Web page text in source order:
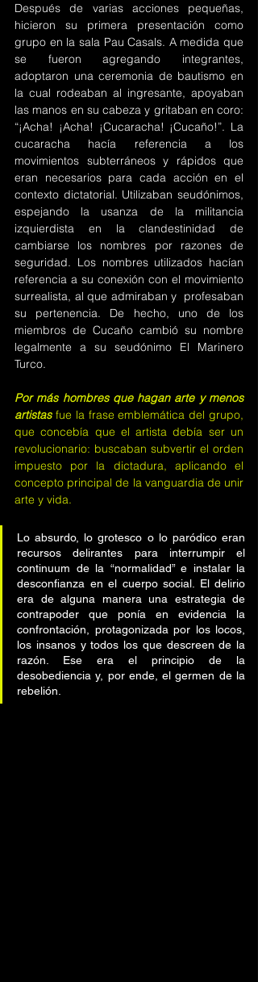
Después de varias acciones pequeñas,
hicieron su primera presentación como
grupo en la sala Pau Casals. A medida que
se fueron agregando integrantes,
adoptaron una ceremonia de bautismo en
la cual rodeaban al ingresante, apoyaban
las manos en su cabeza y gritaban en coro:
“¡Acha! ¡Acha! ¡Cucaracha! ¡Cucaño!”. La
cucaracha hacía referencia a los
movimientos subterráneos y rápidos que
eran necesarios para cada acción en el
contexto dictatorial. Utilizaban seudónimos,
espejando la usanza de la militancia
izquierdista en la clandestinidad de
cambiarse los nombres por razones de
seguridad. Los nombres utilizados hacían
referencia a su conexión con el movimiento
surrealista, al que admiraban y  profesaban
su pertenencia. De hecho, uno de los
miembros de Cucaño cambió su nombre
legalmente a su seudónimo El Marinero
Turco.
Por más hombres que hagan arte y menos
artistas fue la frase emblemática del grupo,
que concebía que el artista debía ser un
revolucionario: buscaban subvertir el orden
impuesto por la dictadura, aplicando el
concepto principal de la vanguardia de unir
arte y vida.
Lo absurdo, lo grotesco o lo paródico eran
recursos delirantes para interrumpir el
continuum de la “normalidad” e instalar la
desconfianza en el cuerpo social. El delirio
era de alguna manera una estrategia de
contrapoder que ponía en evidencia la
confrontación, protagonizada por los locos,
los insanos y todos los que descreen de la
razón. Ese era el principio de la
desobediencia y, por ende, el germen de la
rebelión.